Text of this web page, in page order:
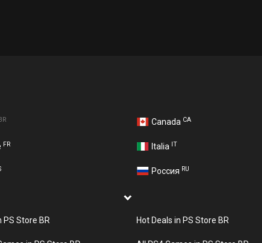
Canada CA
FR Italia IT
Россия RU
PS Store BR Hot Deals in PS Store BR